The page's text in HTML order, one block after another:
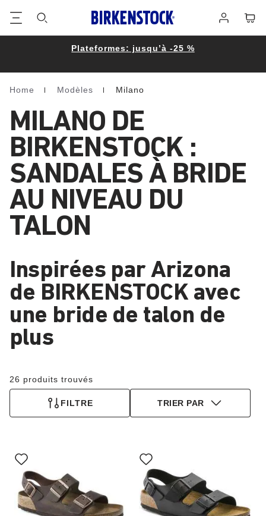
connecter
Plateformes: jusqu’à -25 %
Homepage
Home Modèles Milano
MILANO DE
BIRKENSTOCK :
SANDALES À BRIDE
AU NIVEAU DU
TALON
Inspirées par Arizona
de BIRKENSTOCK avec
une bride de talon de
plus
26 produits trouvés
FILTRE TRIER PAR
sur
les
échantillons
de
couleurs
modifiera
sur
les
échantillons
de
couleurs
modifiera